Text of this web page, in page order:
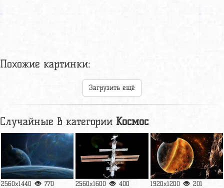
Похожие картинки:
Загрузить ещё
Случайные в категории Космос
2560x1440 770 2560x1600 400 1920x1200 201